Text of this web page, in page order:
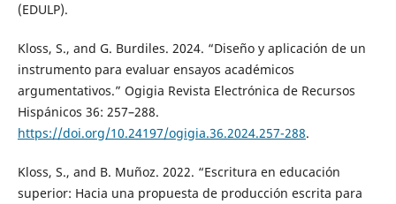
(EDULP).
Kloss, S., and G. Burdiles. 2024. “Diseño y aplicación de un
instrumento para evaluar ensayos académicos
argumentativos.” Ogigia Revista Electrónica de Recursos
Hispánicos 36: 257–288.
https://doi.org/10.24197/ogigia.36.2024.257-288.
Kloss, S., and B. Muñoz. 2022. “Escritura en educación
superior: Hacia una propuesta de producción escrita para